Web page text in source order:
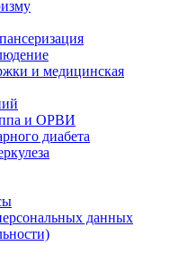
и медицинская
и ОРВИ
диабета
данных